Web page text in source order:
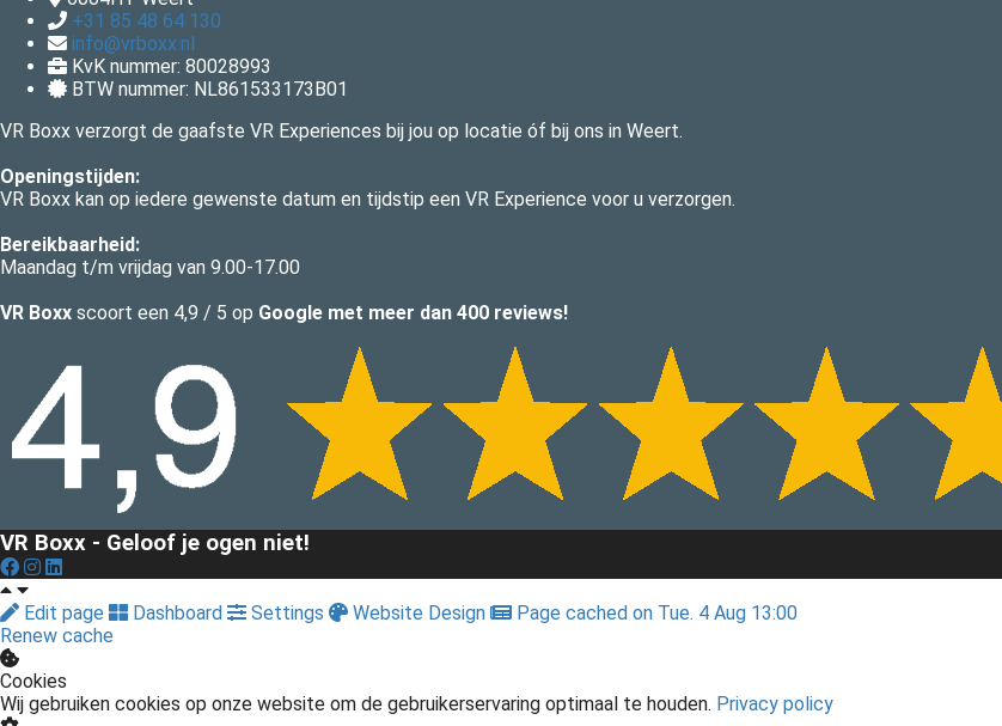
+31 85 48 64 130
info@vrboxx.nl
KvK nummer: 80028993
BTW nummer: NL861533173B01
VR Boxx verzorgt de gaafste VR Experiences bij jou op locatie óf bij ons in Weert.
Openingstijden:
VR Boxx kan op iedere gewenste datum en tijdstip een VR Experience voor u verzorgen.
Bereikbaarheid:
Maandag t/m vrijdag van 9.00-17.00
VR Boxx scoort een 4,9 / 5 op Google met meer dan 400 reviews!
VR Boxx - Geloof je ogen niet!
Edit page
Renew cache
Cookies